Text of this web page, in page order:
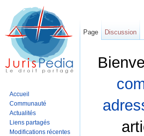
Page Discussion
Accueil
Communauté
Actualités
Liens partagés
Modifications récentes